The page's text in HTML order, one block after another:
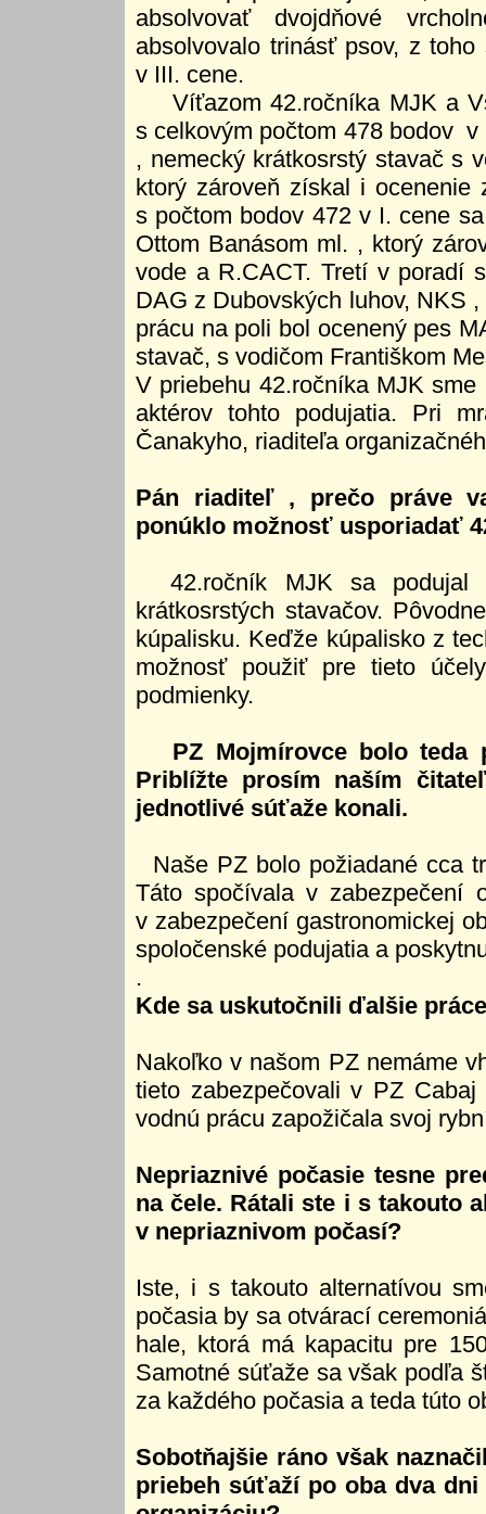
absolvovať dvojdňové
absolvovalo trinásť psov, z
v III. cene.
Víťazom 42.ročníka MJK a
s celkovým počtom 478 bodov
, nemecký krátkosrstý stavač s
ktorý zároveň získal i
s počtom bodov 472 v I. cene
Ottom Banásom ml. , ktorý
vode a R.CACT. Tretí v poradí
DAG z Dubovských luhov, NKS
prácu na poli bol ocenený pes
stavač, s vodičom Františkom
V priebehu 42.ročníka MJK
aktérov tohto podujatia. Pri
Čanakyho, riaditeľa
Pán riaditeľ , prečo práve
ponúklo možnosť usporiadať
42.ročník MJK sa podujal
krátkosrstých stavačov.
kúpalisku. Keďže kúpalisko z
možnosť použiť pre tieto
podmienky.
PZ Mojmírovce bolo teda
Priblížte prosím naším
jednotlivé súťaže konali.
Naše PZ bolo požiadané cca
Táto spočívala v zabezpečení
v zabezpečení gastronomickej
spoločenské podujatia a
.
Kde sa uskutočnili ďalšie
Nakoľko v našom PZ nemáme
tieto zabezpečovali v PZ
vodnú prácu zapožičala svoj
Nepriaznivé počasie tesne
na čele. Rátali ste i s takouto
v nepriaznivom počasí?
Iste, i s takouto alternatívou
počasia by sa otvárací
hale, ktorá má kapacitu pre
Samotné súťaže sa však podľa
za každého počasia a teda túto
Sobotňajšie ráno však
priebeh súťaží po oba dva